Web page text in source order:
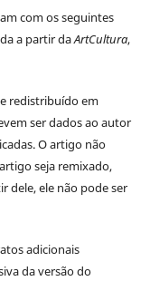
com os seguintes
a partir daArtCultura,
redistribuído em
ser dados ao autor
O artigo não
seja remixado,
dele, ele não pode ser
adicionais
da versão do